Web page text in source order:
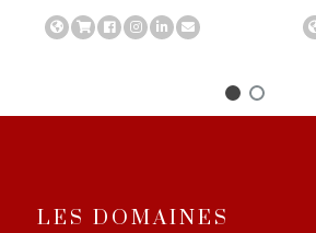
LES DOMAINES